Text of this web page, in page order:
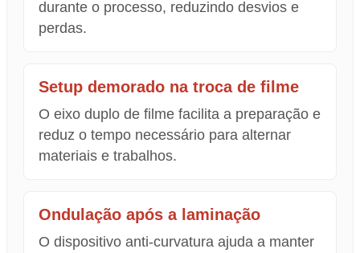
durante o processo, reduzindo desvios e
perdas.
Setup demorado na troca de filme
O eixo duplo de filme facilita a preparação e
reduz o tempo necessário para alternar
materiais e trabalhos.
Ondulação após a laminação
O dispositivo anti-curvatura ajuda a manter